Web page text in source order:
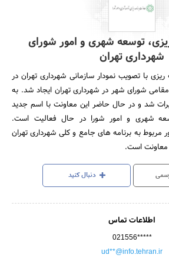
توسعه شهری و امور شورای
شهرداری تهران
با تصویب نمودار سازمانی شهرداری تهران در
مقامی شورای شهر در شهرداری تهران ایجاد شد. به
شد و در حال حاضر این معاونت با اسم جدید
شهری و امور شورا در حال فعالیت است.
مربوط به برنامه های جامع و کلی شهرداری تهران
معاونت است.
دنبال کنید
اطلاعات تماس
021556*****
ud**@info.tehran.ir